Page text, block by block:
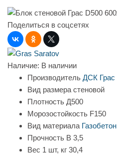
Поделиться в соцсетях
Наличие: В наличии
Производитель ДСК Грас
Вид размера стеновой
Плотность Д500
Морозостойкость F150
Вид материала Газобетон
Прочность B 3,5
Вес 1 шт, кг 30,4